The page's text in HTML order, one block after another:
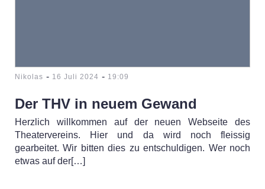
Nikolas - 16 Juli 2024 - 19:09
Der THV in neuem Gewand
Herzlich willkommen auf der neuen Webseite des
Theatervereins. Hier und da wird noch fleissig
gearbeitet. Wir bitten dies zu entschuldigen. Wer noch
etwas auf der[…]